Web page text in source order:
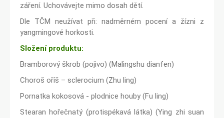
záření. Uchovávejte mimo dosah dětí.
Dle TČM neužívat při: nadměrném pocení a žízni z
yangmingové horkosti.
Složení produktu:
Bramborový škrob (pojivo) (Malingshu dianfen)
Choroš oříš – sclerocium (Zhu ling)
Pornatka kokosová - plodnice houby (Fu ling)
Stearan hořečnatý (protispékavá látka) (Ying zhi suan